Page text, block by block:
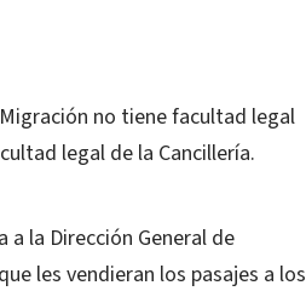
no tiene facultad legal
legal de la Cancillería.
la Dirección General de
les vendieran los pasajes a los